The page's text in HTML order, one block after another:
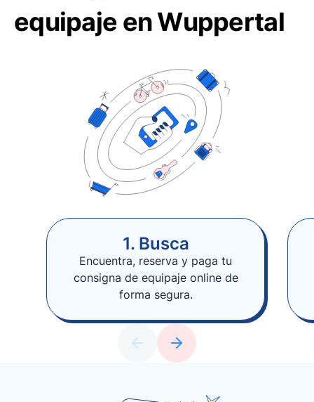
equipaje en Wuppertal
1. Busca
Encuentra, reserva y paga tu
consigna de equipaje online de
forma segura.